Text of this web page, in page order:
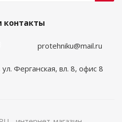
protehniku@mail.ru
Ферганская, вл. 8, офис 8